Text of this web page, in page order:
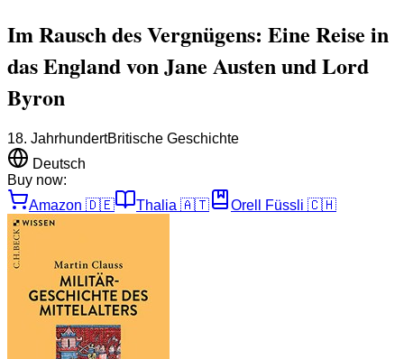
Im Rausch des Vergnügens: Eine Reise in
das England von Jane Austen und Lord
Byron
18. JahrhundertBritische Geschichte
Deutsch
Buy now:
Amazon 🇩🇪 Thalia 🇦🇹 Orell Füssli 🇨🇭